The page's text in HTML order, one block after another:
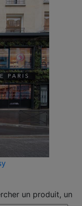
un produit, un